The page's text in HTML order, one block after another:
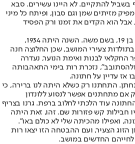
בשביל להתקיים. לא היינו עשירים. סבא
מזיתים שמן וגם סבון, ופיתח כל מיני
אבל הוא הקדים את זמנו ורק הפסיד
בנהלל היא פגשה צעיר מקומי בן 19, בשם משה. השנה היתה 1934,
צעירי המושב, שכן החלוצה חנה
החקלאי לבנות ואימת הנוער, נעדרה
נזכרת רות בימי התאהבותה
אז עדיין על חתונה.
התחתנו רק כשלא היתה לנו ברירה, כי
אם מתחתנים אפשר לנסוע ללונדון
החתונה עוד הלכתי לחלוב ברפת. גרנו בצריף
חבילות קש פזורות שם. זהו, זאת היתה
ואפילו מהכיתה שלי לא כולם באו".
הזוג הצעיר, ועם ההבטחה הזו יצאו רות